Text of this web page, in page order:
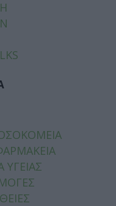
ΥΓΕΙΑΣ